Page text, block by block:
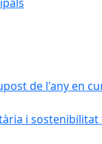
de l'any en
i sostenibilitat